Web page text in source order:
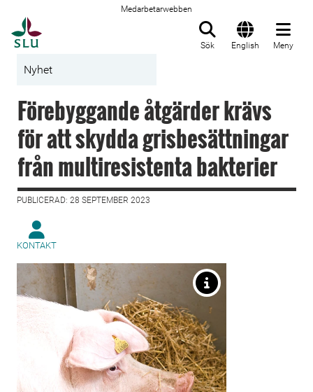
Medarbetarwebben
Sök English Meny
Nyhet
Förebyggande åtgärder krävs
för att skydda grisbesättningar
från multiresistenta bakterier
PUBLICERAD: 28 SEPTEMBER 2023
KONTAKT